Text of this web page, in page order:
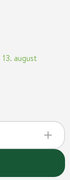
august